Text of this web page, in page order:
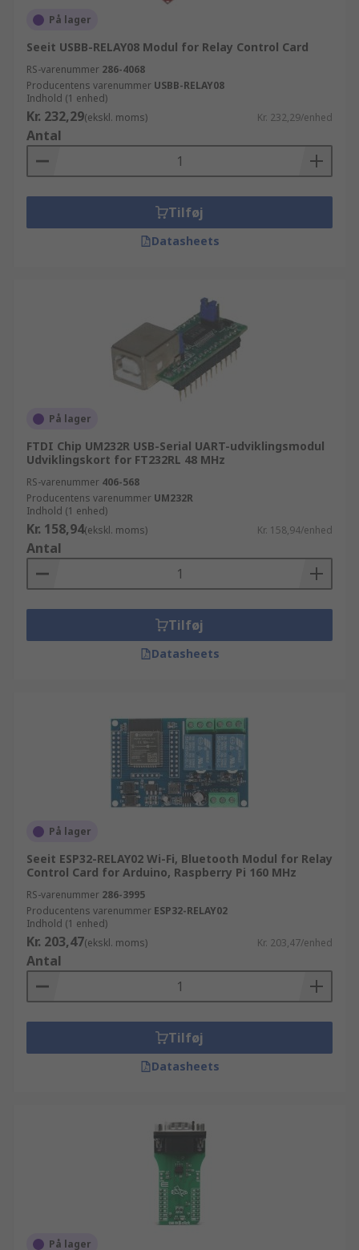
På lager
Seeit USBB-RELAY08 Modul for Relay Control Card
RS-varenummer 286-4068
Producentens varenummer USBB-RELAY08
Indhold (1 enhed)
Kr. 232,29(ekskl. moms) Kr. 232,29/enhed
Antal
Tilføj
Datasheets
På lager
FTDI Chip UM232R USB-Serial UART-udviklingsmodul
Udviklingskort for FT232RL 48 MHz
RS-varenummer 406-568
Producentens varenummer UM232R
Indhold (1 enhed)
Kr. 158,94(ekskl. moms) Kr. 158,94/enhed
Antal
Tilføj
Datasheets
På lager
Seeit ESP32-RELAY02 Wi-Fi, Bluetooth Modul for Relay
Control Card for Arduino, Raspberry Pi 160 MHz
RS-varenummer 286-3995
Producentens varenummer ESP32-RELAY02
Indhold (1 enhed)
Kr. 203,47(ekskl. moms) Kr. 203,47/enhed
Antal
Tilføj
Datasheets
På lager